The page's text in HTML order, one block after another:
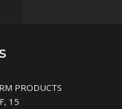
PRODUCTS
15